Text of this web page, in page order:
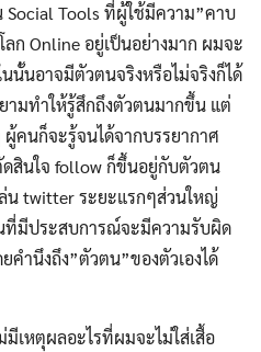
Tools ที่ผู้ใช้มีความ”คาบ
ลก Online อยู่เป็นอย่างมาก ผมจะ
นั้นอาจมีตัวตนจริงหรือไม่จริงก็ได้
มทำให้รู้สึกถึงตัวตนมากขึ้น แต่
คนก็จะรู้จนได้จากบรรยากาศ
สินใจ follow ก็ขึ้นอยู่กับตัวตน
น twitter ระยะแรกๆส่วนใหญ่
ที่มีประสบการณ์จะมีความรับผิด
ำนึงถึง”ตัวตน”ของตัวเองได้
เหตุผลอะไรที่ผมจะไม่ใส่เสื้อ